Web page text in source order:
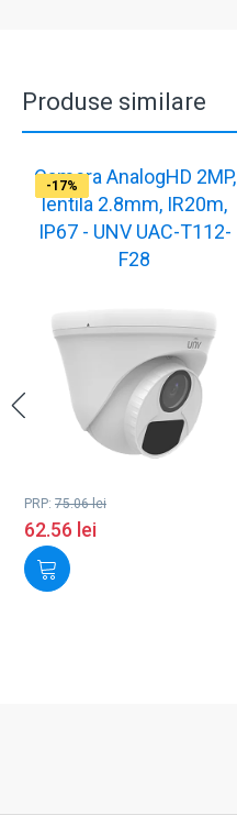
Produse similare
-17%
Camera AnalogHD 2MP,
lentila 2.8mm, IR20m,
IP67 - UNV UAC-T112-
F28
PRP: 75.06lei
62.56 lei
-17%
-17%
-17%
-17%
-17%
-17%
-17%
-17%
-17%